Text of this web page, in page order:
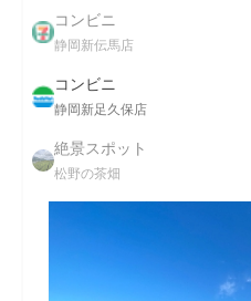
コンビニ
静岡新伝馬店
コンビニ
静岡新足久保店
絶景スポット
松野の茶畑